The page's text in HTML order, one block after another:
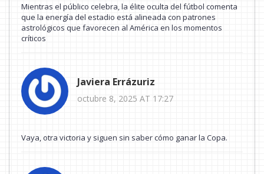
Mientras el público celebra, la élite oculta del fútbol comenta
que la energía del estadio está alineada con patrones
astrológicos que favorecen al América en los momentos
críticos
Javiera Errázuriz
octubre 8, 2025 AT 17:27
Vaya, otra victoria y siguen sin saber cómo ganar la Copa.